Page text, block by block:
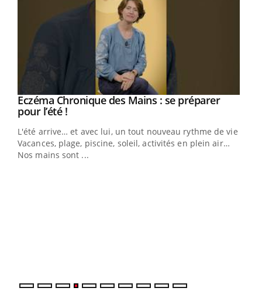
Youtube
Eczéma Chronique des Mains : se préparer
pour l’été !Youtube
L'été arrive… et avec lui, un tout nouveau rythme de vie !
Vacances, plage, piscine, soleil, activités en plein air…
Nos mains sont ...